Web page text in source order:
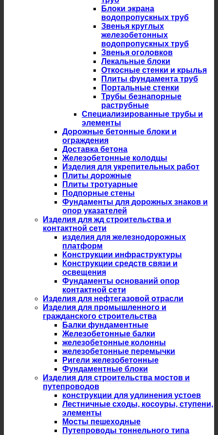
Блоки экрана
водопропускных труб
Звенья круглых
железобетонных
водопропускных труб
Звенья оголовков
Лекальные блоки
Откосные стенки и крылья
Плиты фундамента труб
Портальные стенки
Трубы безнапорные
раструбные
Специализированные трубы и
элементы
Дорожные бетонные блоки и
ограждения
Доставка бетона
Железобетонные колодцы
Изделия для укрепительных работ
Плиты дорожные
Плиты тротуарные
Подпорные стены
Фундаменты для дорожных знаков и
опор указателей
Изделия для жд строительства и
контактной сети
изделия для железнодорожных
платформ
Конструкции инфраструктуры
Конструкции средств связи и
освещения
Фундаменты оснований опор
контактной сети
Изделия для нефтегазовой отрасли
Изделия для промышленного и
гражданского строительства
Балки фундаментные
Железобетонные балки
железобетонные колонны
железобетонные перемычки
Ригели железобетонные
Фундаментные блоки
Изделия для строительства мостов и
путепроводов
конструкции для удлинения устоев
Лестничные сходы, косоуры, ступени,
элементы
Мосты пешеходные
Путепроводы тоннельного типа